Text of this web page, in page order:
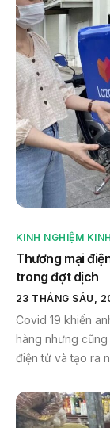
KINH NGHIỆM
Thương mại
trong đợt dịch
23 THÁNG SÁU,
Covid 19 khiến
hàng nhưng
điện tử và tạo ra